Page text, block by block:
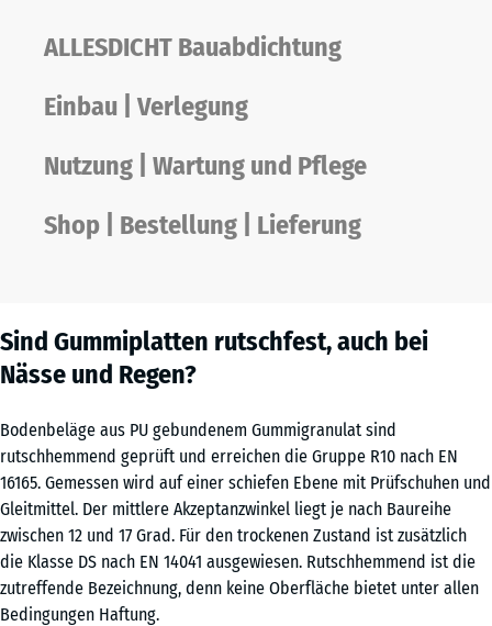
ALLESDICHT Bauabdichtung
Einbau | Verlegung
Nutzung | Wartung und Pflege
Shop | Bestellung | Lieferung
Sind Gummiplatten rutschfest, auch bei
Nässe und Regen?
Bodenbeläge aus PU gebundenem Gummigranulat sind
rutschhemmend geprüft und erreichen die Gruppe R10 nach EN
16165. Gemessen wird auf einer schiefen Ebene mit Prüfschuhen und
Gleitmittel. Der mittlere Akzeptanzwinkel liegt je nach Baureihe
zwischen 12 und 17 Grad. Für den trockenen Zustand ist zusätzlich
die Klasse DS nach EN 14041 ausgewiesen. Rutschhemmend ist die
zutreffende Bezeichnung, denn keine Oberfläche bietet unter allen
Bedingungen Haftung.